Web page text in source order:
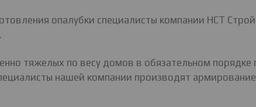
опалубки специалисты компании НСТ
тяжелых по весу домов в обязательном порядке
нашей компании производят